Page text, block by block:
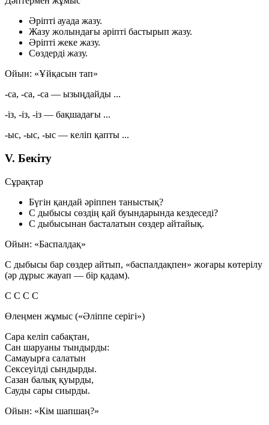
Әріпті ауада жазу.
Жазу жолындағы әріпті бастырып жазу.
Әріпті жеке жазу.
Сөздерді жазу.
Ойын: «Ұйқасын тап»
-са, -са, -са — ызыңдайды ...
-із, -із, -із — бақшадағы ...
-ыс, -ыс, -ыс — келіп қапты ...
V. Бекіту
Сұрақтар
Бүгін қандай әріппен таныстық?
С дыбысы сөздің қай буындарында кездеседі?
С дыбысынан басталатын сөздер айтайық.
Ойын: «Баспалдақ»
С дыбысы бар сөздер айтып, «баспалдақпен» жоғары көтерілу
(әр дұрыс жауап — бір қадам).
С С С С
Өлеңмен жұмыс («Әліппе серігі»)
Сара келіп сабақтан,
Сан шаруаны тындырды:
Самауырға салатын
Сексеуілді сындырды.
Сазан балық қуырды,
Сауды сары сиырды.
Ойын: «Кім шапшаң?»